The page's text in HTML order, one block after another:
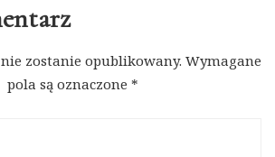
zostanie opublikowany. Wymagane
pola są oznaczone *